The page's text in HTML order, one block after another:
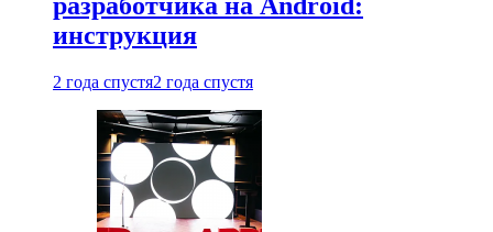
инструкция
2 года спустя2 года спустя